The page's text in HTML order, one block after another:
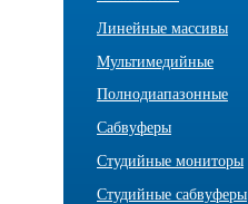
Линейные массивы
Мультимедийные
Полнодиапазонные
Сабвуферы
Студийные мониторы
Студийные сабвуферы